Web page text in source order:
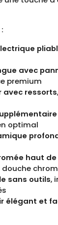
avec
premium
avec ressorts
optimal
haut
sans outils,
élégant et